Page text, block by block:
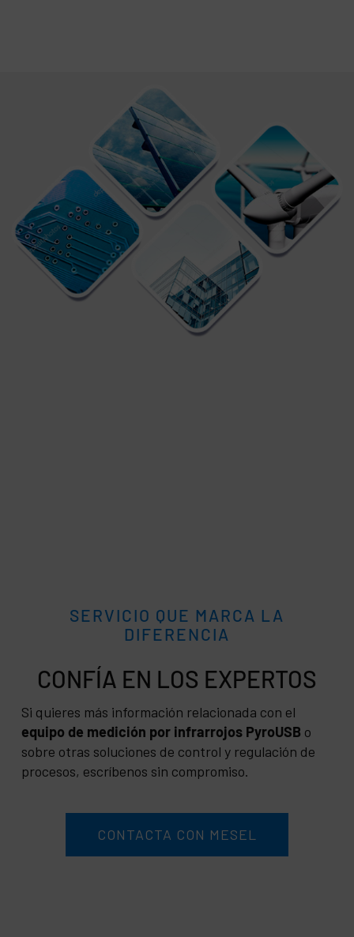
SERVICIO QUE MARCA LA
DIFERENCIA
CONFÍA
Si quieres más información relacionada con el
equipo de medición por infrarrojos PyroUSB o
sobre otras soluciones de control y regulación de
procesos, escríbenos sin compromiso.
CONTACTA CON MESEL